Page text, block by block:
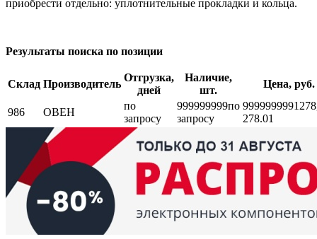
приобрести отдельно: уплотнительные прокладки и кольца.
Результаты поиска по позиции
Склад Производитель
Отгрузка,
дней
Наличие,
шт.
Цена, руб.
986 ОВЕН
по
запросу
999999999по
запросу
999999999
278.01